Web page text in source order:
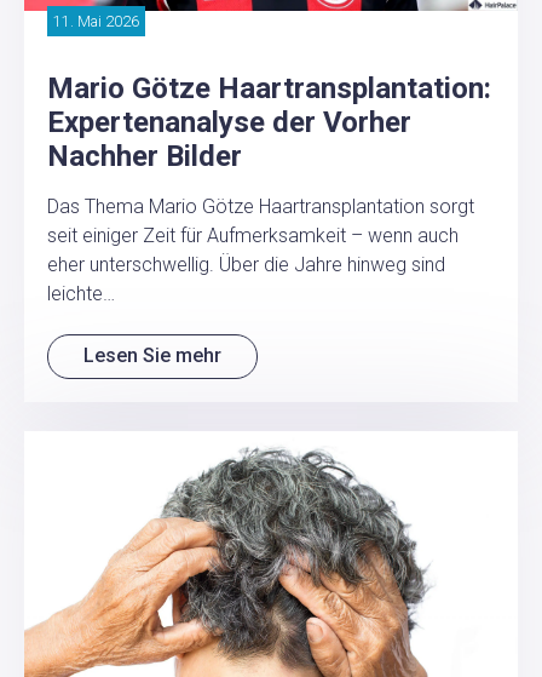
11. Mai 2026
Mario Götze Haartransplantation:
Expertenanalyse der Vorher
Nachher Bilder
Das Thema Mario Götze Haartransplantation sorgt
seit einiger Zeit für Aufmerksamkeit – wenn auch
eher unterschwellig. Über die Jahre hinweg sind
leichte…
Lesen Sie mehr